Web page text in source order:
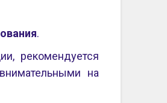
.
рекомендуется
на